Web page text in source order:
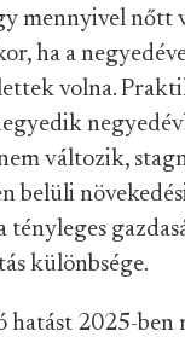
mennyivel nőtt
ha a
volna.
változik,
belüli
tényleges
különbsége.
hatást 2025-ben